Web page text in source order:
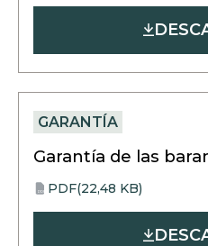
in
GARANTÍA
Garantía de las
PDF PDF(22,48 KB)
opens
in